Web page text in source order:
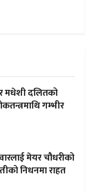
मधेशी दलितको
गम्भीर
मेयर चौधरीको
निधनमा राहत